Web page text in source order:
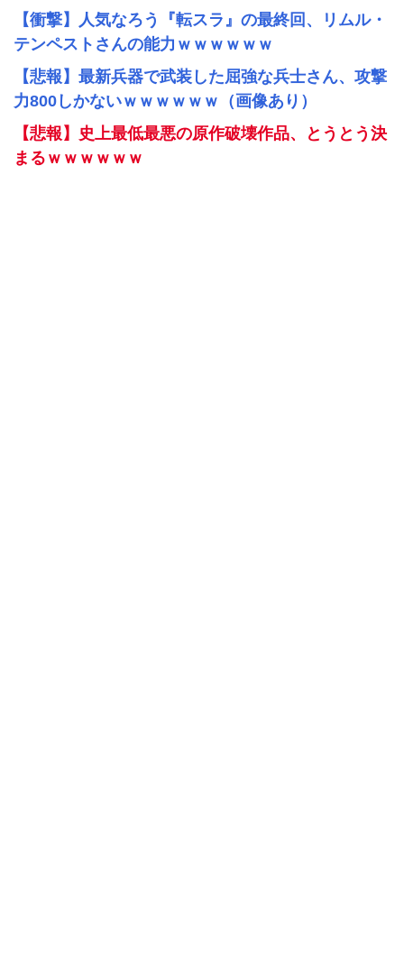
【衝撃】人気なろう『転スラ』の最終回、リムル・
テンペストさんの能力ｗｗｗｗｗｗ
【悲報】最新兵器で武装した屈強な兵士さん、攻撃
力800しかないｗｗｗｗｗｗ（画像あり）
【悲報】史上最低最悪の原作破壊作品、とうとう決
まるｗｗｗｗｗｗ